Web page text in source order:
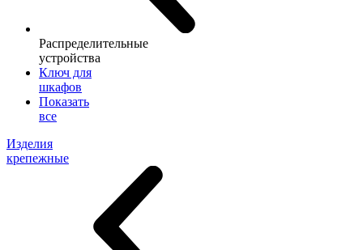
Распределительные
устройства
Ключ для
шкафов
Показать
все
Изделия
крепежные